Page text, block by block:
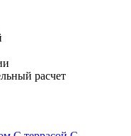
расчет